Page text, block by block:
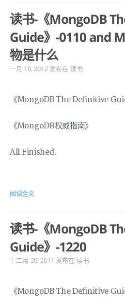
读书-《MongoDB
Guide》-0110 and
物是什么
一月 10, 2012 发布在 读书
《MongoDB The Definitive
《MongoDB权威指南》
All Finished.
阅读全文
读书-《MongoDB
Guide》-1220
十二月 20, 2011 发布在 读书
《MongoDB The Definitive